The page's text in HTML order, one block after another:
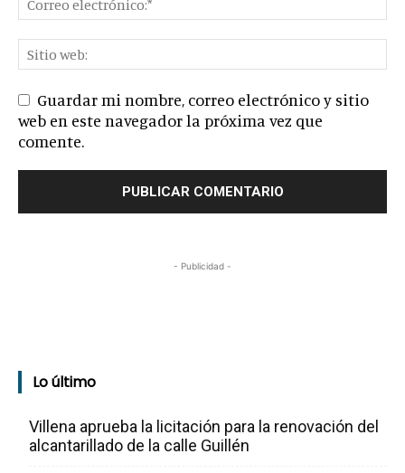
Guardar mi nombre, correo electrónico y sitio
web en este navegador la próxima vez que
comente.
- Publicidad -
Lo último
Villena aprueba la licitación para la renovación del
alcantarillado de la calle Guillén